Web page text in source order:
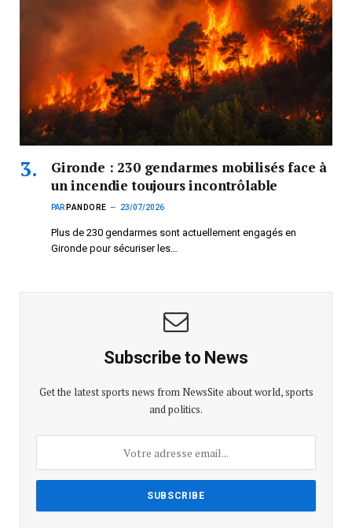
Gironde : 230 gendarmes mobilisés face à
un incendie toujours incontrôlable
PAR PANDORE 23/07/2026
Plus de 230 gendarmes sont actuellement engagés en
Gironde pour sécuriser les…
Subscribe to News
Get the latest sports news from NewsSite about world, sports
and politics.